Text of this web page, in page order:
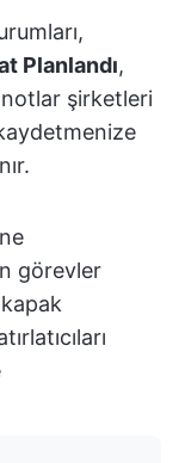
Planlandı,
şirketleri
görevler